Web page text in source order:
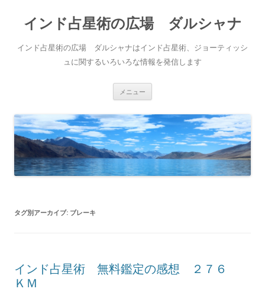
インド占星術の広場 ダルシャナ
インド占星術の広場 ダルシャナはインド占星術、ジョーティッシ
ュに関するいろいろな情報を発信します
メニュー
タグ別アーカイブ: ブレーキ
インド占星術 無料鑑定の感想 ２７６
ＫＭ